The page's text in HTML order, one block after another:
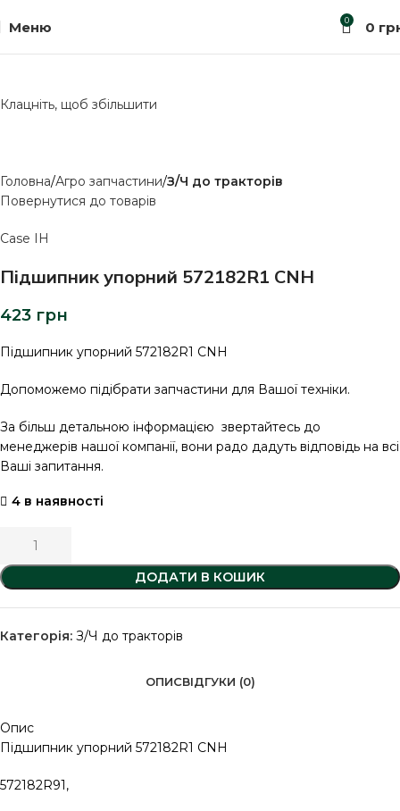
Меню 0 0
Клацніть, щоб збільшити
Головна Агро запчастини З/Ч до тракторів
Повернутися до товарів
Case IH
Підшипник упорний 572182R1 CNH
423 грн
Підшипник упорний 572182R1 CNH
Допоможемо підібрати запчастини для Вашої техніки.
За більш детальною інформацією звертайтесь до
менеджерів нашої компанії, вони радо дадуть відповідь на всі
Ваші запитання.
4 в наявності
ДОДАТИ В КОШИК
Категорія: З/Ч до тракторів
ОПИСВІДГУКИ (0)
Опис
Підшипник упорний 572182R1 CNH
572182R91,